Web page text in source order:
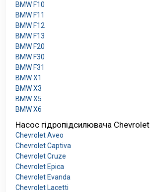
BMW F10
BMW F11
BMW F12
BMW F13
BMW F20
BMW F30
BMW F31
BMW X1
BMW X3
BMW X5
BMW X6
Насос гідропідсилювача Chevrolet
Chevrolet Aveo
Chevrolet Captiva
Chevrolet Cruze
Chevrolet Epica
Chevrolet Evanda
Chevrolet Lacetti